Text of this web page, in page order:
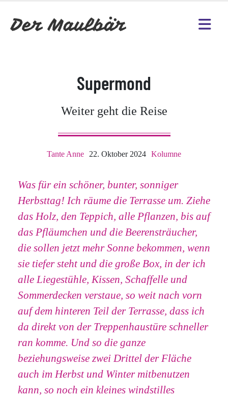
Supermond
Weiter geht die Reise
Tante Anne 22. Oktober 2024 Kolumne
Was für ein schöner, bunter, sonniger
Herbsttag! Ich räume die Terrasse um. Ziehe
das Holz, den Teppich, alle Pflanzen, bis auf
das Pfläumchen und die Beerensträucher,
die sollen jetzt mehr Sonne bekommen, wenn
sie tiefer steht und die große Box, in der ich
alle Liegestühle, Kissen, Schaffelle und
Sommerdecken verstaue, so weit nach vorn
auf dem hinteren Teil der Terrasse, dass ich
da direkt von der Treppenhaustüre schneller
ran komme. Und so die ganze
beziehungsweise zwei Drittel der Fläche
auch im Herbst und Winter mitbenutzen
kann, so noch ein kleines windstilles